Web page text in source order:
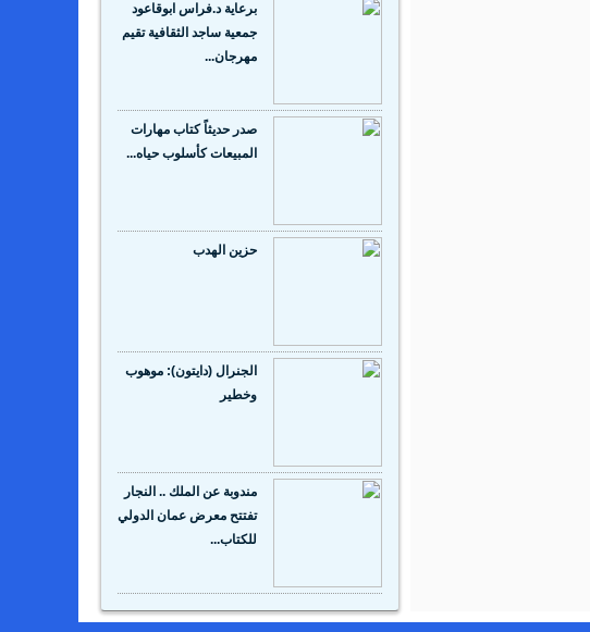
برعاية د.فراس ابوقاعود
جمعية ساجد الثقافية تقيم
مهرجان...
صدر حديثاً كتاب مهارات
المبيعات كأسلوب حياه...
حزين الهدب
الجنرال (دايتون): موهوب
وخطير
مندوبة عن الملك .. النجار
تفتتح معرض عمان الدولي
للكتاب...